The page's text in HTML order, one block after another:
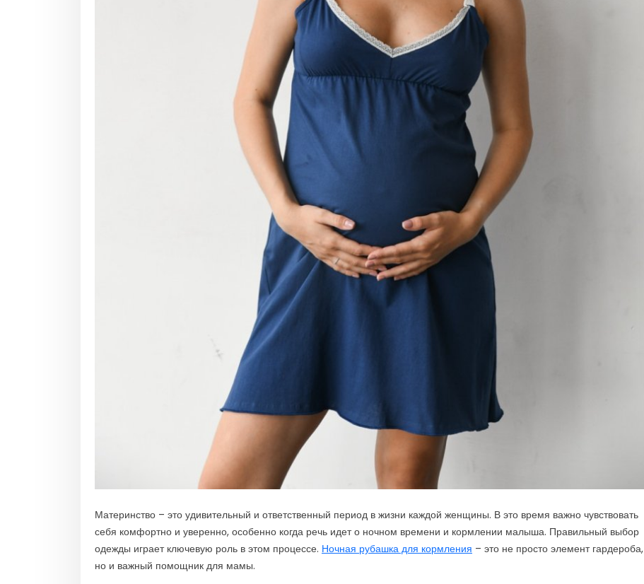
Материнство – это удивительный и ответственный период в жизни каждой женщины. В это время важно чувствовать
себя комфортно и уверенно, особенно когда речь идет о ночном времени и кормлении малыша. Правильный выбор
одежды играет ключевую роль в этом процессе. Ночная рубашка для кормления – это не просто элемент гардероба,
но и важный помощник для мамы.